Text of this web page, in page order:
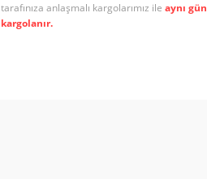
tarafınıza anlaşmalı kargolarımız ile aynı gün
kargolanır.